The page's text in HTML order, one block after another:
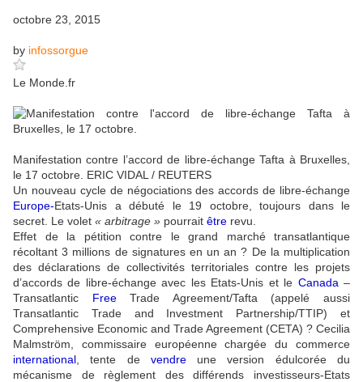
octobre 23, 2015
by infossorgue
Le Monde.fr
Manifestation contre l’accord de libre-échange Tafta à Bruxelles,
le 17 octobre. ERIC VIDAL / REUTERS
Un nouveau cycle de négociations des accords de libre-échange
Europe-Etats-Unis a débuté le 19 octobre, toujours dans le
secret. Le volet « arbitrage » pourrait être revu.
Effet de la pétition contre le grand marché transatlantique
récoltant 3 millions de signatures en un an ? De la multiplication
des déclarations de collectivités territoriales contre les projets
d’accords de libre-échange avec les Etats-Unis et le Canada –
Transatlantic FreeTrade Agreement/Tafta (appelé aussi
Transatlantic Trade and Investment Partnership/TTIP) et
Comprehensive Economic and Trade Agreement (CETA) ? Cecilia
Malmström, commissaire européenne chargée du commerce
international , tente de vendre
une version édulcorée du
mécanisme de règlement des différends investisseurs-Etats